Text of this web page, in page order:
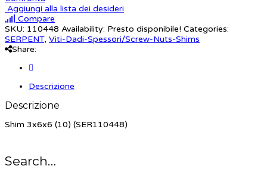
Aggiungi alla lista dei desideri
Compare
SKU: 110448 Availability: Presto disponibile! Categories:
SERPENT, Viti-Dadi-Spessori/Screw-Nuts-Shims
Share:
Descrizione
Descrizione
Shim 3x6x6 (10) (SER110448)
Search…